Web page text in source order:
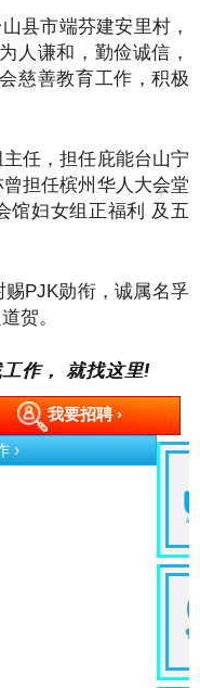
县市端芬建安里村，
人谦和，勤俭诚信，
慈善教育工作，积极
任，担任庇能台山宁
担任槟州华人大会堂
馆妇女组正福利 及五
PJK勋衔，诚属名孚
贺。
作， 就找这里!
我要招聘 ›
按这里看更多的工作 ›